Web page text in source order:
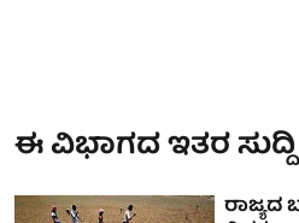
ಈ ವಿಭಾಗದ ಇತರ ಸುದ್ದಿ
ರಾಜ್ಯದ